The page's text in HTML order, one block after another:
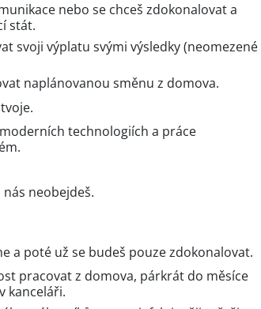
nebo se chceš zdokonalovat a
stát.
svoji výplatu svými výsledky (neomezené
naplánovanou směnu z domova.
technologiích a práce
neobejdeš.
a poté už se budeš pouze zdokonalovat.
pracovat z domova, párkrát do měsíce
kanceláři.